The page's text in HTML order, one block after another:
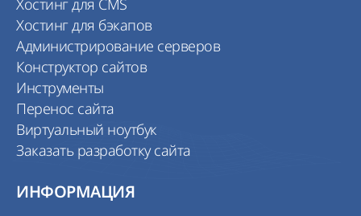
Хостинг для CMS
Хостинг для бэкапов
Администрирование серверов
Конструктор сайтов
Инструменты
Перенос сайта
Виртуальный ноутбук
Заказать разработку сайта
ИНФОРМАЦИЯ